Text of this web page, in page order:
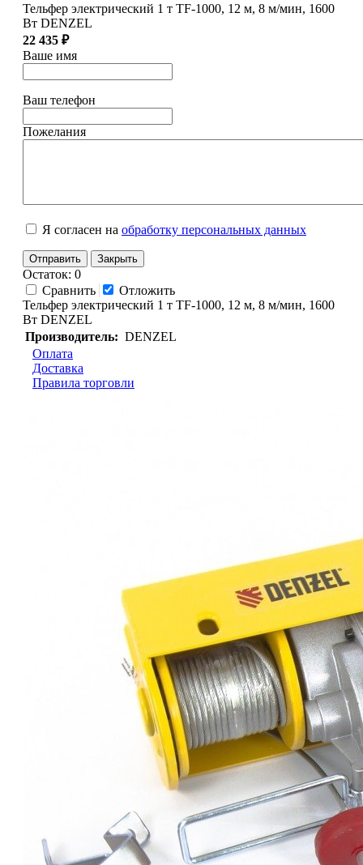
Тельфер электрический 1 т TF-1000, 12 м, 8 м/мин, 1600
Вт DENZEL
22 435 ₽
Ваше имя
Ваш телефон
Пожелания
Я согласен на обработку персональных данных
Отправить Закрыть
Остаток: 0
Сравнить
Отложить
Тельфер электрический 1 т TF-1000, 12 м, 8 м/мин, 1600
Вт DENZEL
Производитель: DENZEL
Оплата
Доставка
Правила торговли